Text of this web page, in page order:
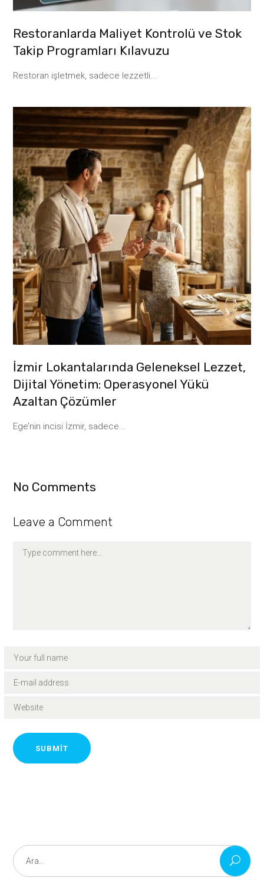
Restoranlarda Maliyet Kontrolü ve Stok
Takip Programları Kılavuzu
Restoran işletmek, sadece lezzetli...
İzmir Lokantalarında Geleneksel Lezzet,
Dijital Yönetim: Operasyonel Yükü
Azaltan Çözümler
Ege’nin incisi İzmir, sadece...
No Comments
Leave a Comment
SUBMIT
Search
for: